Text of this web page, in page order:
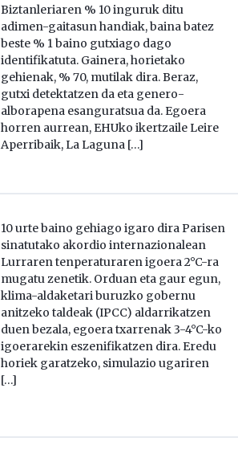
Biztanleriaren % 10 inguruk ditu
adimen-gaitasun handiak, baina batez
beste % 1 baino gutxiago dago
identifikatuta. Gainera, horietako
gehienak, % 70, mutilak dira. Beraz,
gutxi detektatzen da eta genero-
alborapena esanguratsua da. Egoera
horren aurrean, EHUko ikertzaile Leire
Aperribaik, La Laguna […]
10 urte baino gehiago igaro dira Parisen
sinatutako akordio internazionalean
Lurraren tenperaturaren igoera 2°C-ra
mugatu zenetik. Orduan eta gaur egun,
klima-aldaketari buruzko gobernu
anitzeko taldeak (IPCC) aldarrikatzen
duen bezala, egoera txarrenak 3-4°C-ko
igoerarekin eszenifikatzen dira. Eredu
horiek garatzeko, simulazio ugariren
[…]